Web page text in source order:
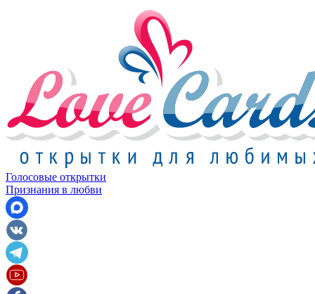
Голосовые открытки
Признания в любви